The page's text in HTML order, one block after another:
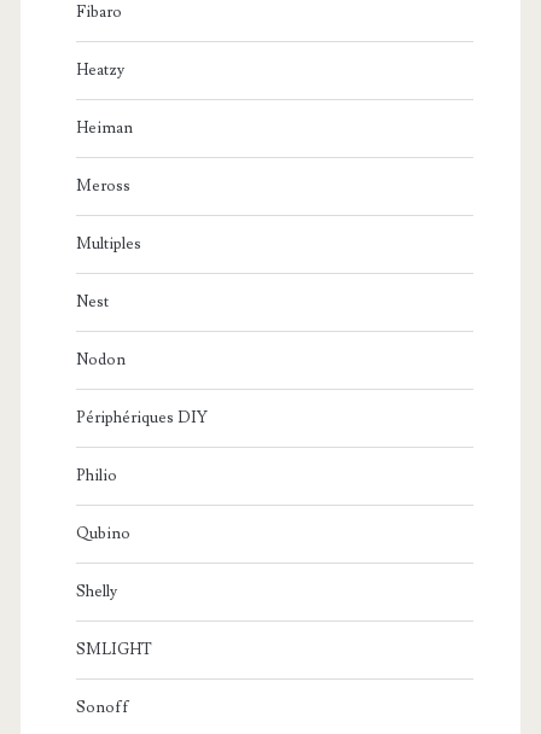
Fibaro
Heatzy
Heiman
Meross
Multiples
Nest
Nodon
Périphériques DIY
Philio
Qubino
Shelly
SMLIGHT
Sonoff